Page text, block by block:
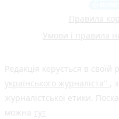
Правила
Умови і правила
Редакція керується в своїй
українського журналіста" ,
журналістської етики.
можна тут